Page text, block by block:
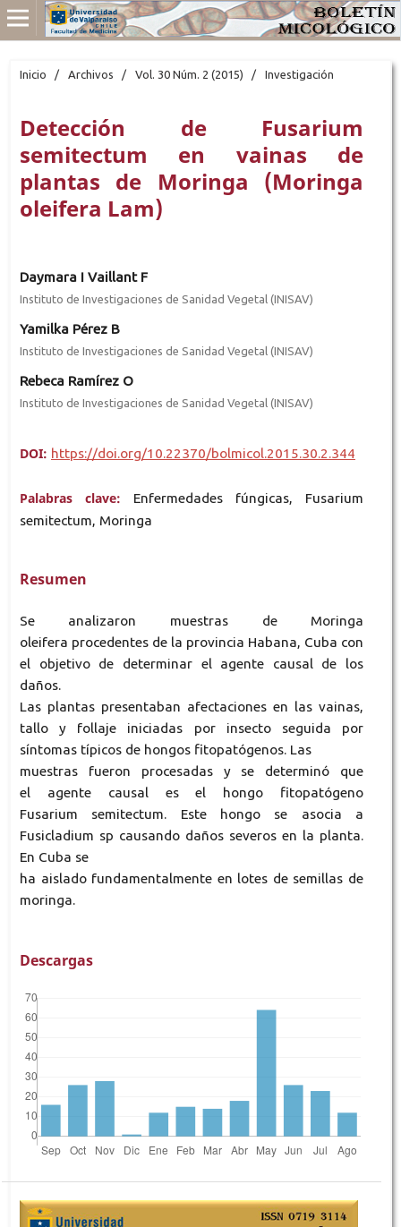
Inicio / Archivos / Vol. 30 Núm. 2 (2015) / Investigación
Detección de Fusarium
semitectum en vainas de
plantas de Moringa (Moringa
oleifera Lam)
Daymara I Vaillant F
Instituto de Investigaciones de Sanidad Vegetal (INISAV)
Yamilka Pérez B
Instituto de Investigaciones de Sanidad Vegetal (INISAV)
Rebeca Ramírez O
Instituto de Investigaciones de Sanidad Vegetal (INISAV)
DOI: https://doi.org/10.22370/bolmicol.2015.30.2.344
Palabras clave:
Enfermedades fúngicas, Fusarium
semitectum, Moringa
Resumen
Se analizaron muestras de Moringa
oleifera procedentes de la provincia Habana, Cuba con
el objetivo de determinar el agente causal de los
daños.
Las plantas presentaban afectaciones en las vainas,
tallo y follaje iniciadas por insecto seguida por
síntomas típicos de hongos fitopatógenos. Las
muestras fueron procesadas y se determinó que
el agente causal es el hongo fitopatógeno
Fusarium semitectum. Este hongo se asocia a
Fusicladium sp causando daños severos en la planta.
En Cuba se
ha aislado fundamentalmente en lotes de semillas de
moringa.
Descargas